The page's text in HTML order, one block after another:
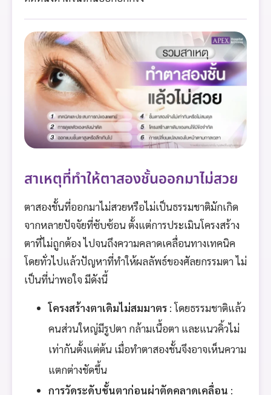
สาเหตุที่ทำให้ตาสองชั้นออกมาไม่สวย
ตาสองชั้นที่ออกมาไม่สวยหรือไม่เป็นธรรมชาติมักเกิด
จากหลายปัจจัยที่ซับซ้อน ตั้งแต่การประเมินโครงสร้าง
ตาที่ไม่ถูกต้อง ไปจนถึงความคลาดเคลื่อนทางเทคนิค
โดยทั่วไปแล้วปัญหาที่ทำให้ผลลัพธ์ของศัลยกรรมตา ไม่
เป็นที่น่าพอใจ มีดังนี้
โครงสร้างตาเดิมไม่สมมาตร : โดยธรรมชาติแล้ว
คนส่วนใหญ่มีรูปตา กล้ามเนื้อตา และแนวคิ้วไม่
เท่ากันตั้งแต่ต้น เมื่อทำตาสองชั้นจึงอาจเห็นความ
แตกต่างชัดขึ้น
การวัดระดับชั้นตาก่อนผ่าตัดคลาดเคลื่อน :